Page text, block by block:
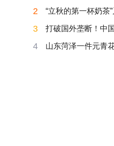
2 “立秋的第一杯奶茶
3 打破国外垄断！中
4 山东菏泽一件元青